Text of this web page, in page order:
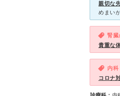
親切な
腎臓
貴重な
内科
コロナ